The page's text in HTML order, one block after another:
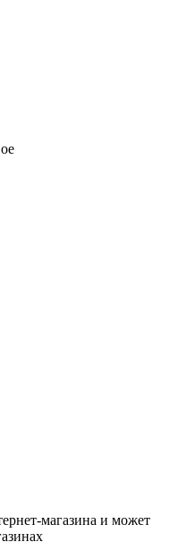
магазина и может